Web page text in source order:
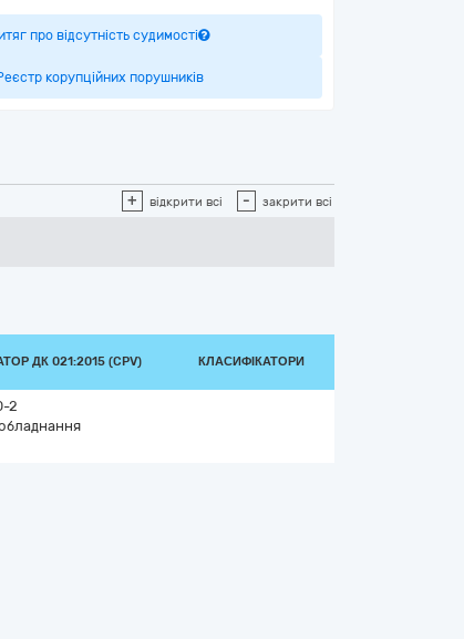
про відсутність судимості
корупційних порушників
+ відкрити всі - закрити всі
ДК 021:2015 (CPV) КЛАСИФІКАТОРИ
2